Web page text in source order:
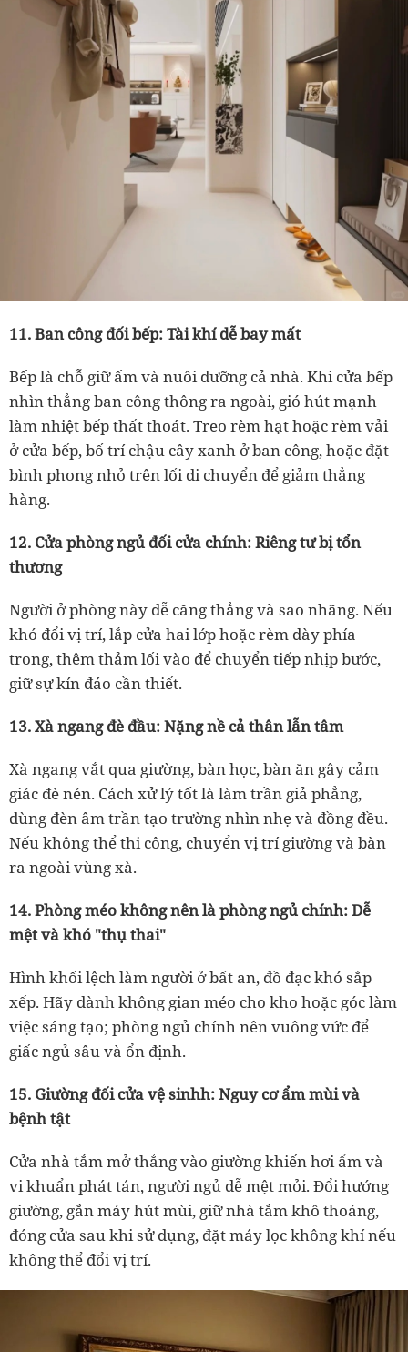
11. Ban công đối bếp: Tài khí dễ bay mất
Bếp là chỗ giữ ấm và nuôi dưỡng cả nhà. Khi cửa bếp
nhìn thẳng ban công thông ra ngoài, gió hút mạnh
làm nhiệt bếp thất thoát. Treo rèm hạt hoặc rèm vải
ở cửa bếp, bố trí chậu cây xanh ở ban công, hoặc đặt
bình phong nhỏ trên lối di chuyển để giảm thẳng
hàng.
12. Cửa phòng ngủ đối cửa chính: Riêng tư bị tổn
thương
Người ở phòng này dễ căng thẳng và sao nhãng. Nếu
khó đổi vị trí, lắp cửa hai lớp hoặc rèm dày phía
trong, thêm thảm lối vào để chuyển tiếp nhịp bước,
giữ sự kín đáo cần thiết.
13. Xà ngang đè đầu: Nặng nề cả thân lẫn tâm
Xà ngang vắt qua giường, bàn học, bàn ăn gây cảm
giác đè nén. Cách xử lý tốt là làm trần giả phẳng,
dùng đèn âm trần tạo trường nhìn nhẹ và đồng đều.
Nếu không thể thi công, chuyển vị trí giường và bàn
ra ngoài vùng xà.
14. Phòng méo không nên là phòng ngủ chính: Dễ
mệt và khó "thụ thai"
Hình khối lệch làm người ở bất an, đồ đạc khó sắp
xếp. Hãy dành không gian méo cho kho hoặc góc làm
việc sáng tạo; phòng ngủ chính nên vuông vức để
giấc ngủ sâu và ổn định.
15. Giường đối cửa vệ sinhh: Nguy cơ ẩm mùi và
bệnh tật
Cửa nhà tắm mở thẳng vào giường khiến hơi ẩm và
vi khuẩn phát tán, người ngủ dễ mệt mỏi. Đổi hướng
giường, gắn máy hút mùi, giữ nhà tắm khô thoáng,
đóng cửa sau khi sử dụng, đặt máy lọc không khí nếu
không thể đổi vị trí.